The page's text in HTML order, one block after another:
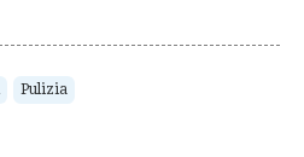
Pulizia